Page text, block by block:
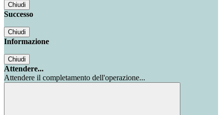
Chiudi
Successo
Chiudi
Informazione
Chiudi
Attendere...
Attendere il completamento dell'operazione...